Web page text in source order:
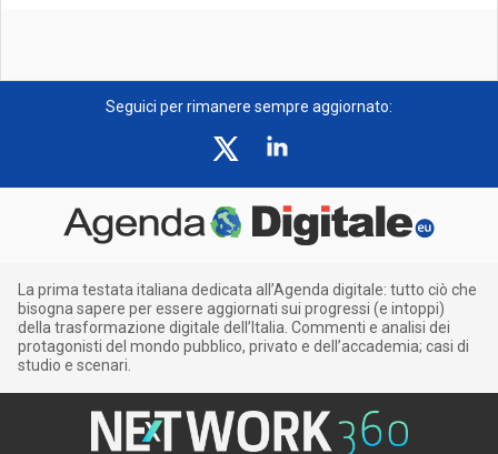
Seguici per rimanere sempre aggiornato:
La prima testata italiana dedicata all’Agenda digitale: tutto ciò che
bisogna sapere per essere aggiornati sui progressi (e intoppi)
della trasformazione digitale dell’Italia. Commenti e analisi dei
protagonisti del mondo pubblico, privato e dell’accademia; casi di
studio e scenari.